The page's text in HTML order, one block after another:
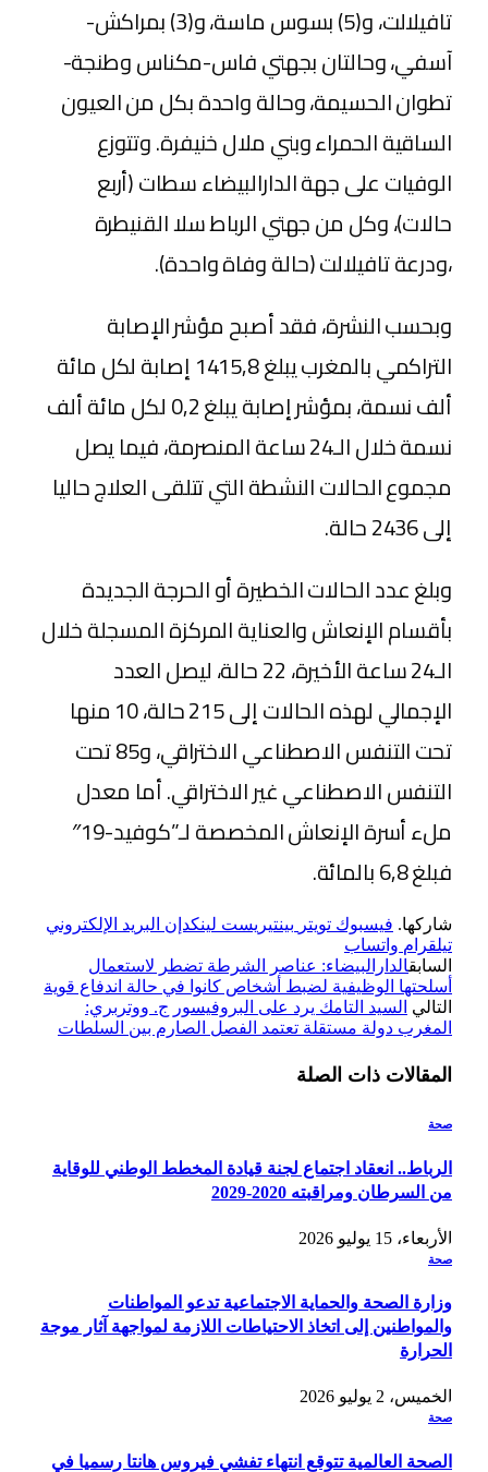
تافيلالت، و(5) بسوس ماسة، و(3) بمراكش-
آسفي، وحالتان بجهتي فاس-مكناس وطنجة-
تطوان الحسيمة، وحالة واحدة بكل من العيون
الساقية الحمراء وبني ملال خنيفرة. وتتوزع
الوفيات على جهة الدارالبيضاء سطات (أربع
حالات)، وكل من جهتي الرباط سلا القنيطرة
،ودرعة تافيلالت (حالة وفاة واحدة).
وبحسب النشرة، فقد أصبح مؤشر الإصابة
التراكمي بالمغرب يبلغ 1415,8 إصابة لكل مائة
ألف نسمة، بمؤشر إصابة يبلغ 0,2 لكل مائة ألف
نسمة خلال الـ24 ساعة المنصرمة، فيما يصل
مجموع الحالات النشطة التي تتلقى العلاج حاليا
إلى 2436 حالة.
وبلغ عدد الحالات الخطيرة أو الحرجة الجديدة
بأقسام الإنعاش والعناية المركزة المسجلة خلال
الـ24 ساعة الأخيرة، 22 حالة، ليصل العدد
الإجمالي لهذه الحالات إلى 215 حالة، 10 منها
تحت التنفس الاصطناعي الاختراقي، و85 تحت
التنفس الاصطناعي غير الاختراقي. أما معدل
ملء أسرة الإنعاش المخصصة لـ”كوفيد-19″
فبلغ 6,8 بالمائة.
شاركها. فيسبوك تويتر بينتيريست لينكدإن البريد الإلكتروني
تيلقرام واتساب
السابقالدارالبيضاء: عناصر الشرطة تضطر لاستعمال
أسلحتها الوظيفية لضبط أشخاص كانوا في حالة اندفاع قوية
التالي السيد التامك يرد على البروفيسور ج. ووتربري:
المغرب دولة مستقلة تعتمد الفصل الصارم بين السلطات
المقالات ذات الصلة
صحة
الرباط.. انعقاد اجتماع لجنة قيادة المخطط الوطني للوقاية
من السرطان ومراقبته 2020-2029
الأربعاء، 15 يوليو 2026
صحة
وزارة الصحة والحماية الاجتماعية تدعو المواطنات
والمواطنين إلى اتخاذ الاحتياطات اللازمة لمواجهة آثار موجة
الحرارة
الخميس، 2 يوليو 2026
صحة
الصحة العالمية تتوقع انتهاء تفشي فيروس هانتا رسميا في